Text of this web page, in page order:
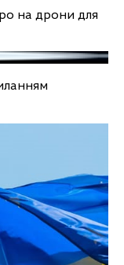
на дрони для